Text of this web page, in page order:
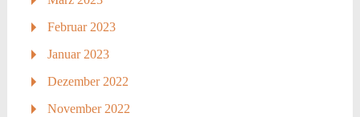
Februar 2023
Januar 2023
Dezember 2022
November 2022